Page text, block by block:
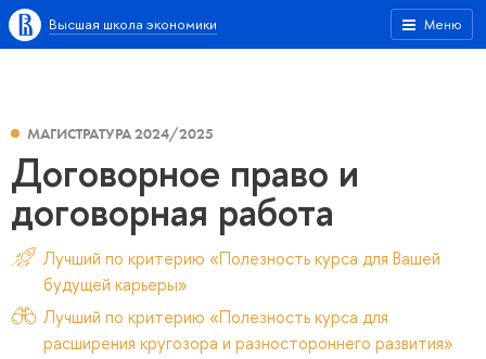
Меню
Высшая школа экономики
МАГИСТРАТУРА 2024/2025
Договорное право и
договорная работа
Лучший по критерию «Полезность курса для Вашей
будущей карьеры»
Лучший по критерию «Полезность курса для
расширения кругозора и разностороннего развития»